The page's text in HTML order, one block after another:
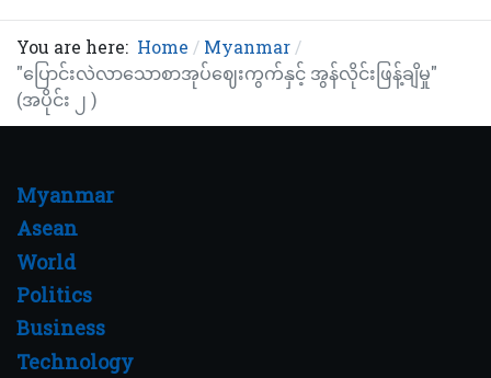
You are here: Home
Myanmar
"ပြောင်းလဲလာသောစာအုပ်ဈေးကွက်နှင့် အွန်လိုင်းဖြန့်ချိမှု"
(အပိုင်း ၂ )
Myanmar
Asean
World
Politics
Business
Technology